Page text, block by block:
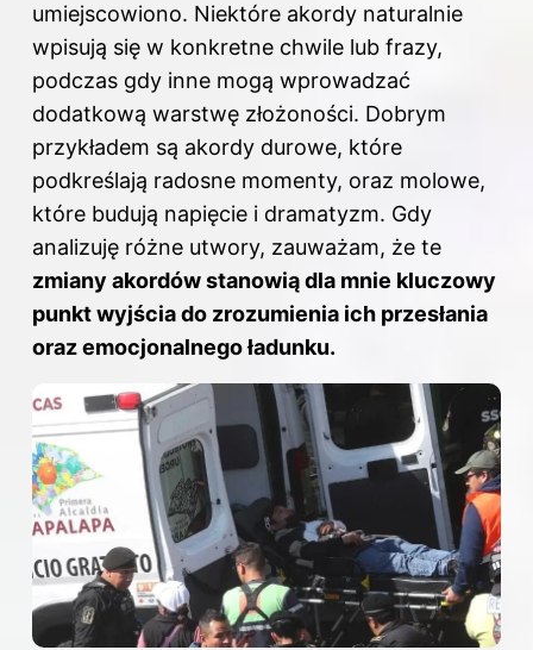
umiejscowiono. Niektóre akordy naturalnie
wpisują się w konkretne chwile lub frazy,
podczas gdy inne mogą wprowadzać
dodatkową warstwę złożoności. Dobrym
przykładem są akordy durowe, które
podkreślają radosne momenty, oraz molowe,
które budują napięcie i dramatyzm. Gdy
analizuję różne utwory, zauważam, że te
zmiany akordów stanowią dla mnie kluczowy
punkt wyjścia do zrozumienia ich przesłania
oraz emocjonalnego ładunku.